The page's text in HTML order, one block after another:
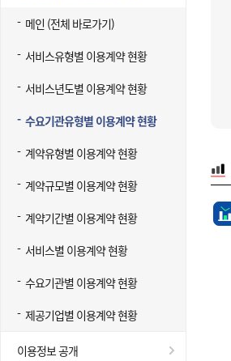
메인 (전체 바로가기)
서비스유형별 이용계약 현황
서비스년도별 이용계약 현황
수요기관유형별 이용계약 현황
계약유형별 이용계약 현황
계약규모별 이용계약 현황
계약기간별 이용계약 현황
서비스별 이용계약 현황
수요기관별 이용계약 현황
제공기업별 이용계약 현황
이용정보 공개